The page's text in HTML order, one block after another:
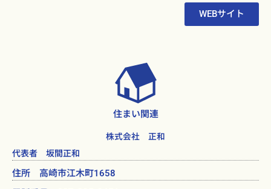
WEBサイト
住まい関連
株式会社 正和
代表者 坂間正和
住所 高崎市江木町1658